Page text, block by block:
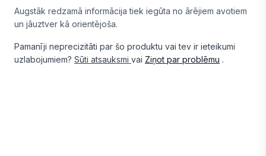
Augstāk redzamā informācija tiek iegūta no ārējiem avotiem
un jāuztver kā orientējoša.
Pamanīji neprecizitāti par šo produktu vai tev ir ieteikumi
uzlabojumiem? Sūti atsauksmi vai Ziņot par problēmu .